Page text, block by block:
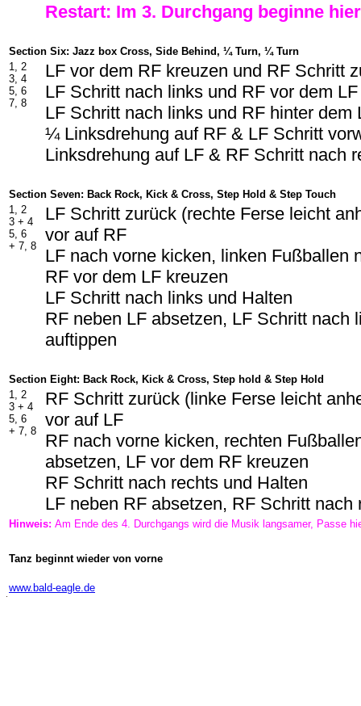
Restart: Im 3. Durchgang beginne
Section Six: Jazz box Cross, Side Behind, ¼ Turn, ¼ Turn
1, 2
3, 4
5, 6
7, 8
LF vor dem RF kreuzen und RF Schritt
LF Schritt nach links und RF vor dem
LF Schritt nach links und RF hinter dem
¼ Linksdrehung auf RF & LF Schritt
Linksdrehung auf LF & RF Schritt nach
Section Seven: Back Rock, Kick & Cross, Step Hold & Step Touch
1, 2
3 + 4
5, 6
+ 7, 8
LF Schritt zurück (rechte Ferse leicht
vor auf RF
LF nach vorne kicken, linken Fußballen
RF vor dem LF kreuzen
LF Schritt nach links und Halten
RF neben LF absetzen, LF Schritt nach
auftippen
Section Eight: Back Rock, Kick & Cross, Step hold & Step Hold
1, 2
3 + 4
5, 6
+ 7, 8
RF Schritt zurück (linke Ferse leicht
vor auf LF
RF nach vorne kicken, rechten
absetzen, LF vor dem RF kreuzen
RF Schritt nach rechts und Halten
LF neben RF absetzen, RF Schritt nach
Hinweis: Am Ende des 4. Durchgangs wird die Musik langsamer, Passe
Tanz beginnt wieder von vorne
www.bald-eagle.de